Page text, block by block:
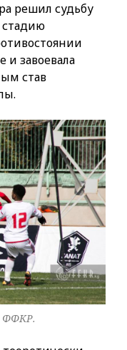
решил судьбу
и завоевала
став
ФФКР.